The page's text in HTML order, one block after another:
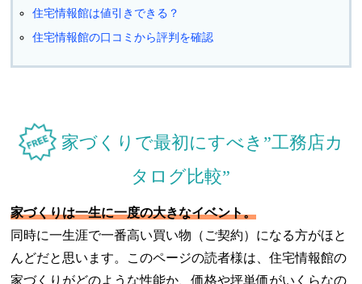
住宅情報館は値引きできる？
住宅情報館の口コミから評判を確認